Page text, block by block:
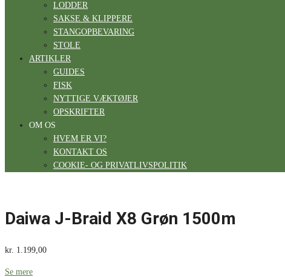
LODDER
SAKSE & KLIPPERE
STANGOPBEVARING
STOLE
ARTIKLER
GUIDES
FISK
NYTTIGE VÆKTØJER
OPSKRIFTER
OM OS
HVEM ER VI?
KONTAKT OS
COOKIE- OG PRIVATLIVSPOLITIK
Daiwa J-Braid X8 Grøn 1500m
kr. 1.199,00
Se mere